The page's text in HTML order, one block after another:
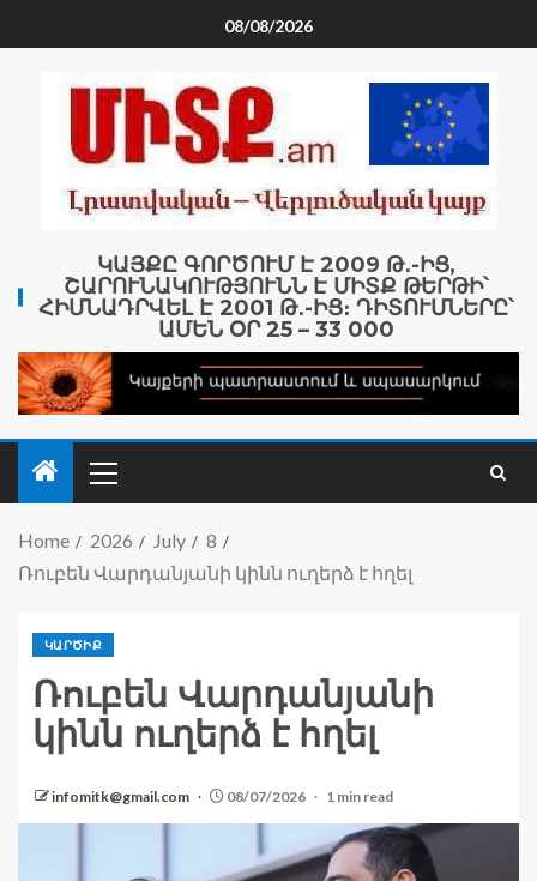
08/08/2026
ԿԱՅՔԸ ԳՈՐԾՈՒՄ Է 2009 Թ․-ԻՑ,
ՇԱՐՈՒՆԱԿՈՒԹՅՈՒՆՆ Է ՄԻՏՔ ԹԵՐԹԻ՝
ՀԻՄՆԱԴՐՎԵԼ Է 2001 Թ․-ԻՑ։ ԴԻՏՈՒՄՆԵՐԸ՝
ԱՄԵՆ ՕՐ 25 – 33 000
Home 2026 July
8
Ռուբեն Վարդանյանի կինն ուղերձ է հղել
ԿԱՐԾԻՔ
Ռուբեն Վարդանյանի
կինն ուղերձ է հղել
infomitk@gmail.com 08/07/2026 1 min read